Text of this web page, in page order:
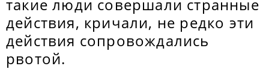
такие люди совершали странные
действия, кричали, не редко эти
действия сопровождались
рвотой.